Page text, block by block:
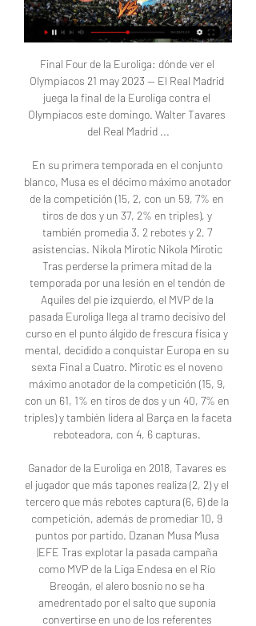
Final Four de la Euroliga: dónde ver el
Olympiacos 21 may 2023 — El Real Madrid
juega la final de la Euroliga contra el
Olympiacos este domingo. Walter Tavares
del Real Madrid ...
En su primera temporada en el conjunto
blanco, Musa es el décimo máximo anotador
de la competición (15, 2, con un 59, 7% en
tiros de dos y un 37, 2% en triples), y
también promedia 3, 2 rebotes y 2, 7
asistencias. Nikola Mirotic Nikola Mirotic
Tras perderse la primera mitad de la
temporada por una lesión en el tendón de
Aquiles del pie izquierdo, el MVP de la
pasada Euroliga llega al tramo decisivo del
curso en el punto álgido de frescura física y
mental, decidido a conquistar Europa en su
sexta Final a Cuatro. Mirotic es el noveno
máximo anotador de la competición (15, 9,
con un 61, 1% en tiros de dos y un 40, 7% en
triples) y también lidera al Barça en la faceta
reboteadora, con 4, 6 capturas.
Ganador de la Euroliga en 2018, Tavares es
el jugador que más tapones realiza (2, 2) y el
tercero que más rebotes captura (6, 6) de la
competición, además de promediar 10, 9
puntos por partido. Dzanan Musa Musa
|EFE Tras explotar la pasada campaña
como MVP de la Liga Endesa en el Río
Breogán, el alero bosnio no se ha
amedrentado por el salto que suponía
convertirse en uno de los referentes